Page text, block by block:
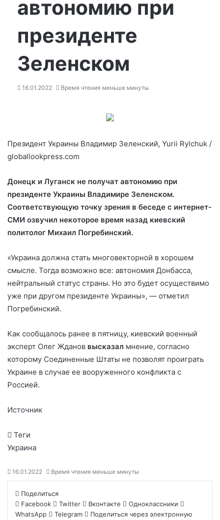
автономию при
президенте
Зеленском
16.01.2022 Время чтения меньше минуты
Президент Украины Владимир Зеленский, Yurii Rylchuk /
globallookpress.com
Донецк и Луганск не получат автономию при
президенте Украины Владимире Зеленском.
Соответствующую точку зрения в беседе с интернет-
СМИ озвучил некоторое время назад киевский
политолог Михаил Погребинский.
«Украина должна стать многовекторной в хорошем
смысле. Тогда возможно все: автономия Донбасса,
нейтральный статус страны. Но это будет осуществимо
уже при другом президенте Украины», — отметил
Погребинский.
Как сообщалось ранее в пятницу, киевский военный
эксперт Олег Жданов высказал мнение, согласно
которому Соединенные Штаты не позволят проиграть
Украине в случае ее вооруженного конфликта с
Россией.
Источник
Теги
Украина
16.01.2022 Время чтения меньше минуты
Поделиться
Facebook
Twitter Вконтакте
Одноклассники
WhatsApp
Telegram
Поделиться через электронную